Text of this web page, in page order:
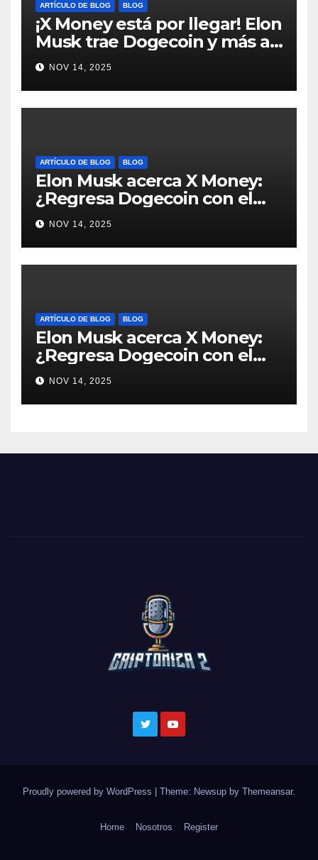
ARTÍCULO DE BLOG BLOG
¡X Money está por llegar! Elon
Musk trae Dogecoin y más al
mundo de pagos #Crypto
#Dogecoin
NOV 14, 2025
ARTÍCULO DE BLOG BLOG
Elon Musk acerca X Money:
¿Regresa Dogecoin con el
nuevo pago nativo? #Cripto
#Dogecoin
NOV 14, 2025
ARTÍCULO DE BLOG BLOG
Elon Musk acerca X Money:
¿Regresa Dogecoin con el
nuevo pago nativo? #Cripto
#Dogecoin
NOV 14, 2025
Proudly powered by WordPress | Theme: Newsup by Themeansar.
Home Nosotros Register